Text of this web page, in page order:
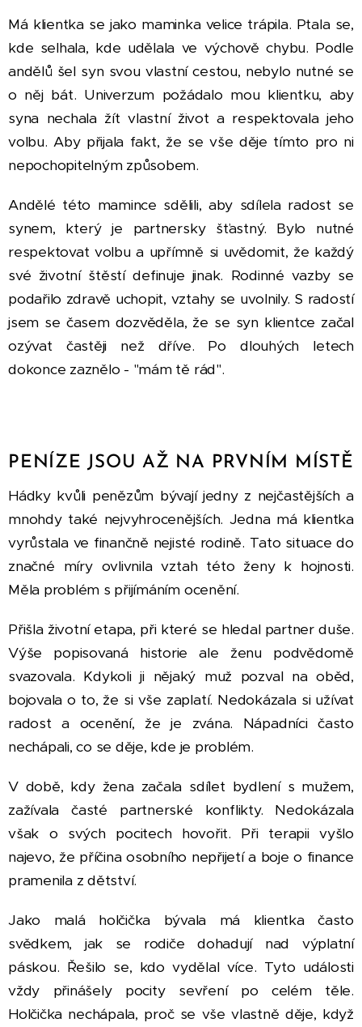
Má klientka se jako maminka velice trápila. Ptala se,
kde selhala, kde udělala ve výchově chybu. Podle
andělů šel syn svou vlastní cestou, nebylo nutné se
o něj bát. Univerzum požádalo mou klientku, aby
syna nechala žít vlastní život a respektovala jeho
volbu. Aby přijala fakt, že se vše děje tímto pro ni
nepochopitelným způsobem.
Andělé této mamince sdělili, aby sdílela radost se
synem, který je partnersky šťastný. Bylo nutné
respektovat volbu a upřímně si uvědomit, že každý
své životní štěstí definuje jinak. Rodinné vazby se
podařilo zdravě uchopit, vztahy se uvolnily. S radostí
jsem se časem dozvěděla, že se syn klientce začal
ozývat častěji než dříve. Po dlouhých letech
dokonce zaznělo - "mám tě rád".
PENÍZE JSOU AŽ NA PRVNÍM MÍSTĚ
Hádky kvůli penězům bývají jedny z nejčastějších a
mnohdy také nejvyhrocenějších. Jedna má klientka
vyrůstala ve finančně nejisté rodině. Tato situace do
značné míry ovlivnila vztah této ženy k hojnosti.
Měla problém s přijímáním ocenění.
Přišla životní etapa, při které se hledal partner duše.
Výše popisovaná historie ale ženu podvědomě
svazovala. Kdykoli ji nějaký muž pozval na oběd,
bojovala o to, že si vše zaplatí. Nedokázala si užívat
radost a ocenění, že je zvána. Nápadníci často
nechápali, co se děje, kde je problém.
V době, kdy žena začala sdílet bydlení s mužem,
zažívala časté partnerské konflikty. Nedokázala
však o svých pocitech hovořit. Při terapii vyšlo
najevo, že příčina osobního nepřijetí a boje o finance
pramenila z dětství.
Jako malá holčička bývala má klientka často
svědkem, jak se rodiče dohadují nad výplatní
páskou. Řešilo se, kdo vydělal více. Tyto události
vždy přinášely pocity sevření po celém těle.
Holčička nechápala, proč se vše vlastně děje, když